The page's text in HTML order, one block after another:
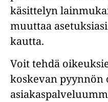
käsittelyn
muuttaa asetuksiasi
kautta.
Voit tehdä
koskevan pyynnön